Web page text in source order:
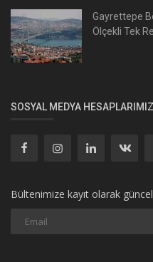
Gayrettepe
Ölçekli Tek
SOSYAL MEDYA HESAPLARIMIZ
Bültenimize kayıt olarak